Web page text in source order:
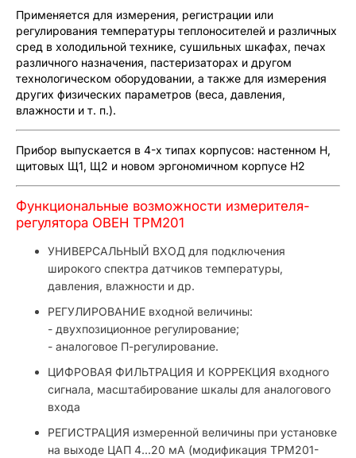
Применяется для измерения, регистрации или
регулирования температуры теплоносителей и различных
сред в холодильной технике, сушильных шкафах, печах
различного назначения, пастеризаторах и другом
технологическом оборудовании, а также для измерения
других физических параметров (веса, давления,
влажности и т. п.).
Прибор выпускается в 4-х типах корпусов: настенном Н,
щитовых Щ1, Щ2 и новом эргономичном корпусе Н2
Функциональные возможности измерителя-
регулятора ОВЕН ТРМ201
УНИВЕРСАЛЬНЫЙ ВХОД для подключения
широкого спектра датчиков температуры,
давления, влажности и др.
РЕГУЛИРОВАНИЕ входной величины:
- двухпозиционное регулирование;
- аналоговое П-регулирование.
ЦИФРОВАЯ ФИЛЬТРАЦИЯ И КОРРЕКЦИЯ входного
сигнала, масштабирование шкалы для аналогового
входа
РЕГИСТРАЦИЯ измеренной величины при установке
на выходе ЦАП 4...20 мА (модификация ТРМ201-